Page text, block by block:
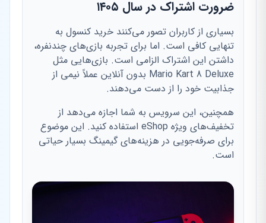
ضرورت اشتراک در سال ۱۴۰۵
بسیاری از کاربران تصور می‌کنند خرید کنسول به
تنهایی کافی است. اما برای تجربه بازی‌های چندنفره،
داشتن این اشتراک الزامی است. بازی‌هایی مثل
Mario Kart 8 Deluxe بدون آنلاین عملاً نیمی از
جذابیت خود را از دست می‌دهند.
همچنین، این سرویس به شما اجازه می‌دهد از
تخفیف‌های ویژه eShop استفاده کنید. این موضوع
برای صرفه‌جویی در هزینه‌های گیمینگ بسیار حیاتی
است.